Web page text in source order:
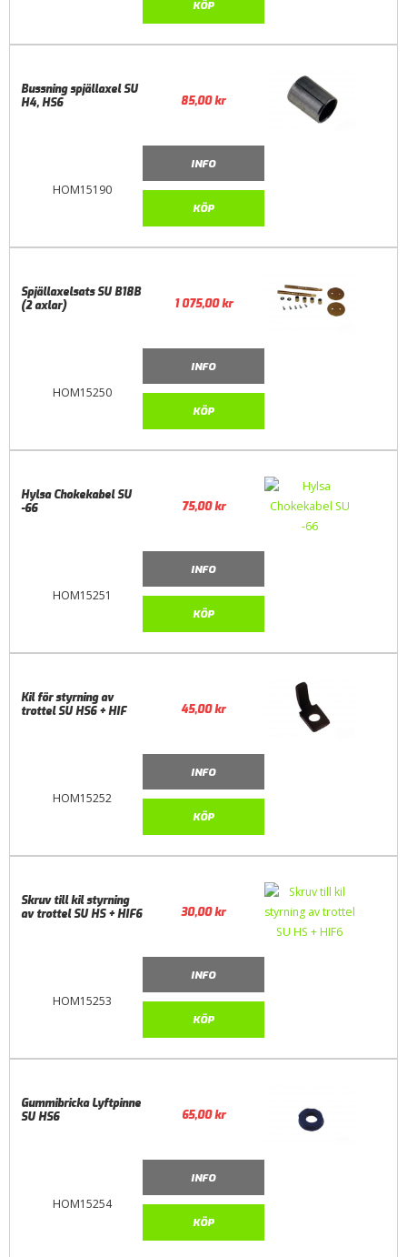
KÖP
HOM15190
Bussning spjällaxel SU
H4, HS6
85,00kr
INFO
KÖP
HOM15250
Spjällaxelsats SU B18B
(2 axlar)
1 075,00kr
INFO
KÖP
HOM15251
Hylsa Chokekabel SU
-66
75,00kr
INFO
KÖP
HOM15252
Kil för styrning av
trottel SU HS6 + HIF
45,00kr
INFO
KÖP
HOM15253
Skruv till kil styrning
av trottel SU HS + HIF6
30,00kr
INFO
KÖP
HOM15254
Gummibricka Lyftpinne
SU HS6
65,00kr
INFO
KÖP